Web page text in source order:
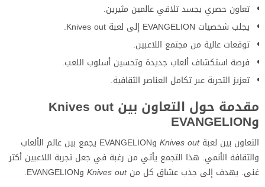
تعاون حصري يجسد تلاقي عالمين مثيرين.
يجلب شخصيات EVANGELION إلى لعبة Knives out.
توقعات عالية من مجتمع اللاعبين.
فرصة استكشاف ألعاب جديدة وتحسين أسلوب اللعب.
تعزيز التجربة عبر تكامل العناصر الثقافية.
مقدمة حول التعاون بين Knives out
وEVANGELION
التعاون بين لعبةKnives out وEVANGELION يجمع بين عالم الألعاب
والثقافة الأنمي. هذا التجمع يأتي من رغبة في جعل تجربة اللاعبين أكثر
غنى. يهدف إلى جذب عشاق كل منKnives out وEVANGELION
.